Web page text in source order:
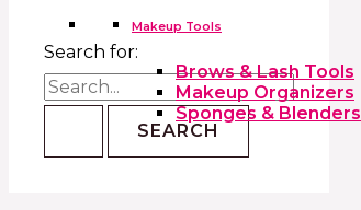
Makeup Tools
Brows & Lash Tools
Makeup Organizers
Sponges & Blenders
Search for: